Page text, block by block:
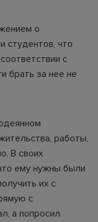
о
студентов, что
с
брать за нее не
работы,
В своих
ему нужны были
их с
с
а попросил